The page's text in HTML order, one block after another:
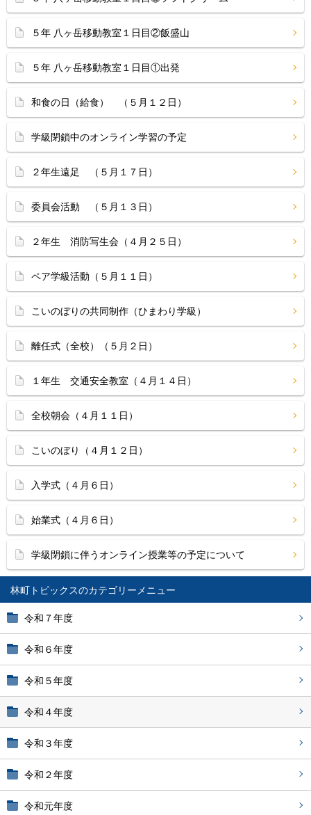
林町トピックス
令和７年度
令和６年度
令和５年度
令和４年度
令和３年度
令和２年度
令和元年度
５年 八ヶ岳移動教室１日目②飯盛山
５年 八ヶ岳移動教室１日目①出発
和食の日（給食） （５月１２日）
学級閉鎖中のオンライン学習の予定
２年生遠足 （５月１７日）
委員会活動 （５月１３日）
２年生 消防写生会（４月２５日）
ペア学級活動（５月１１日）
こいのぼりの共同制作（ひまわり学級）
離任式（全校）（５月２日）
１年生 交通安全教室（４月１４日）
全校朝会（４月１１日）
こいのぼり（４月１２日）
入学式（４月６日）
始業式（４月６日）
学級閉鎖に伴うオンライン授業等の予定について